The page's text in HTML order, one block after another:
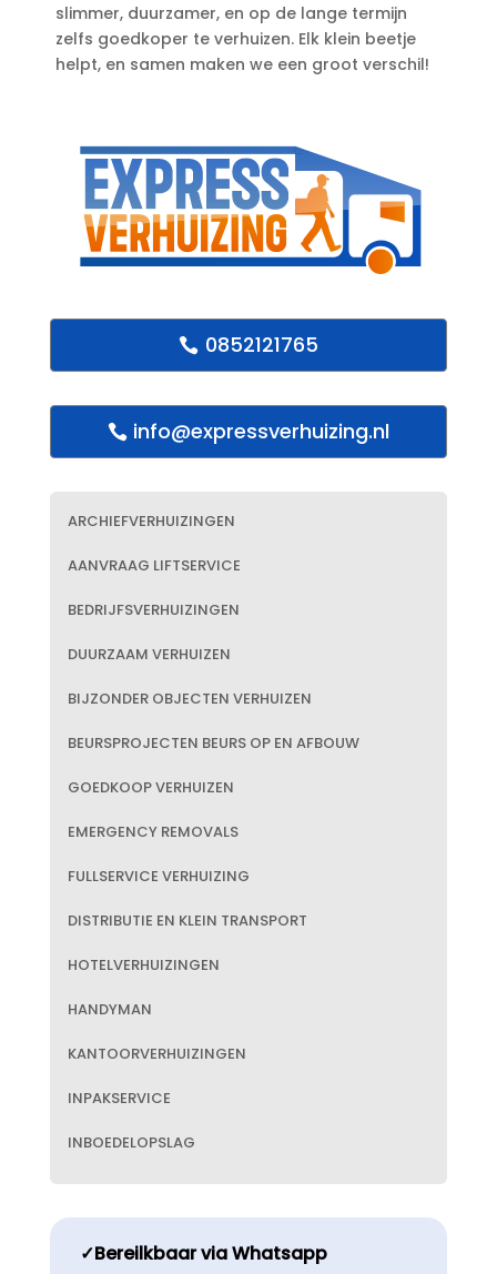
slimmer, duurzamer, en op de lange termijn
zelfs goedkoper te verhuizen.​ Elk klein beetje
helpt, en samen maken we een groot verschil!
0852121765
info@expressverhuizing.nl
ARCHIEFVERHUIZINGEN
AANVRAAG LIFTSERVICE
BEDRIJFSVERHUIZINGEN
DUURZAAM VERHUIZEN
BIJZONDER OBJECTEN VERHUIZEN
BEURSPROJECTEN BEURS OP EN AFBOUW
GOEDKOOP VERHUIZEN
EMERGENCY REMOVALS
FULLSERVICE VERHUIZING
DISTRIBUTIE EN KLEIN TRANSPORT
HOTELVERHUIZINGEN
HANDYMAN
KANTOORVERHUIZINGEN
INPAKSERVICE
INBOEDELOPSLAG
✓Bereilkbaar via Whatsapp